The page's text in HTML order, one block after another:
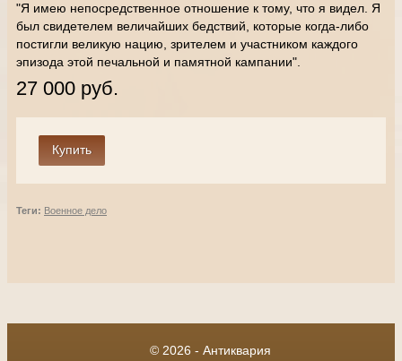
"Я имею непосредственное отношение к тому, что я видел. Я
был свидетелем величайших бедствий, которые когда-либо
постигли великую нацию, зрителем и участником каждого
эпизода этой печальной и памятной кампании".
27 000 руб.
Теги: Военное дело
© 2026 - Антиквария